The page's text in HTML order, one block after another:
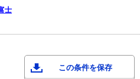
士
この条件を保存